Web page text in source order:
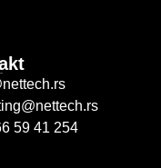
59 41 254